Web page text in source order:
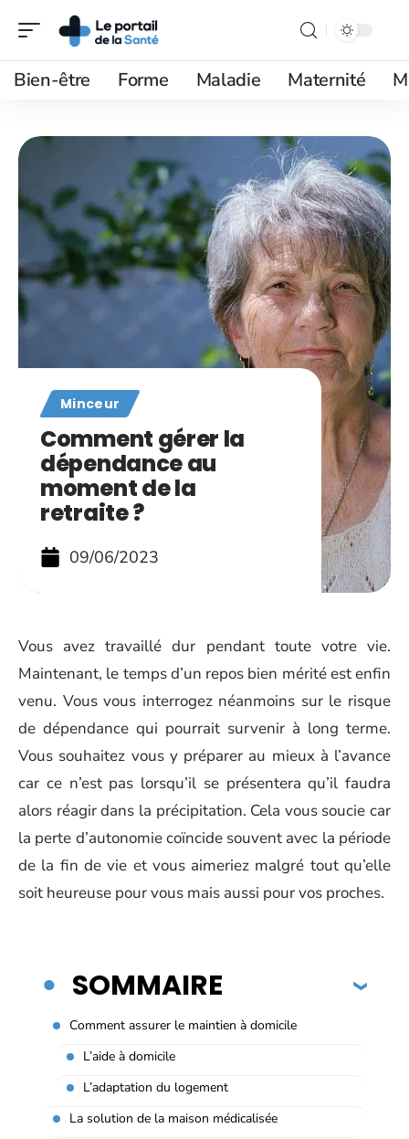
Bien-être Forme Maladie Maternité
Minceur
Comment gérer la
dépendance au
moment de la
retraite ?
09/06/2023
Vous avez travaillé dur pendant toute votre vie.
Maintenant, le temps d’un repos bien mérité est enfin
venu. Vous vous interrogez néanmoins sur le risque
de dépendance qui pourrait survenir à long terme.
Vous souhaitez vous y préparer au mieux à l’avance
car ce n’est pas lorsqu’il se présentera qu’il faudra
alors réagir dans la précipitation. Cela vous soucie car
la perte d’autonomie coïncide souvent avec la période
de la fin de vie et vous aimeriez malgré tout qu’elle
soit heureuse pour vous mais aussi pour vos proches.
SOMMAIRE
Comment assurer le maintien à domicile
L’aide à domicile
L’adaptation du logement
La solution de la maison médicalisée